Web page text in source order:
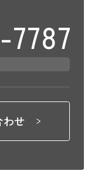
せ